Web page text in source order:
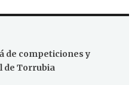
de competiciones y
de Torrubia